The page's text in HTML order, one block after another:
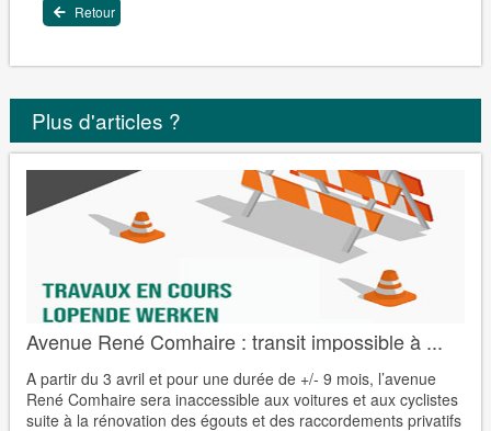
Retour
Plus d'articles ?
Avenue René Comhaire : transit impossible à ...
A partir du 3 avril et pour une durée de +/- 9 mois, l’avenue
René Comhaire sera inaccessible aux voitures et aux cyclistes
suite à la rénovation des égouts et des raccordements privatifs